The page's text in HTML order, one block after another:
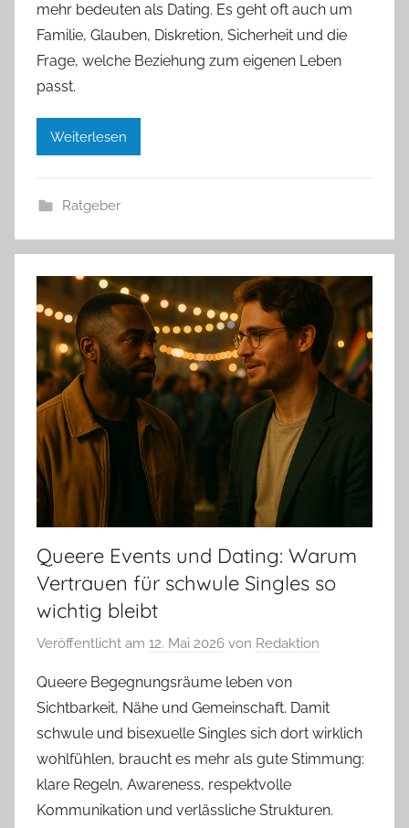
mehr bedeuten als Dating. Es geht oft auch um
Familie, Glauben, Diskretion, Sicherheit und die
Frage, welche Beziehung zum eigenen Leben
passt.
Weiterlesen
Ratgeber
Queere Events und Dating: Warum
Vertrauen für schwule Singles so
wichtig bleibt
Veröffentlicht am 12. Mai 2026 von Redaktion
Queere Begegnungsräume leben von
Sichtbarkeit, Nähe und Gemeinschaft. Damit
schwule und bisexuelle Singles sich dort wirklich
wohlfühlen, braucht es mehr als gute Stimmung:
klare Regeln, Awareness, respektvolle
Kommunikation und verlässliche Strukturen.